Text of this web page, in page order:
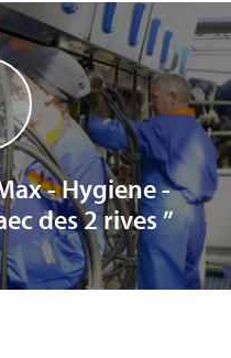
- Hygiene -
des 2 rives ”